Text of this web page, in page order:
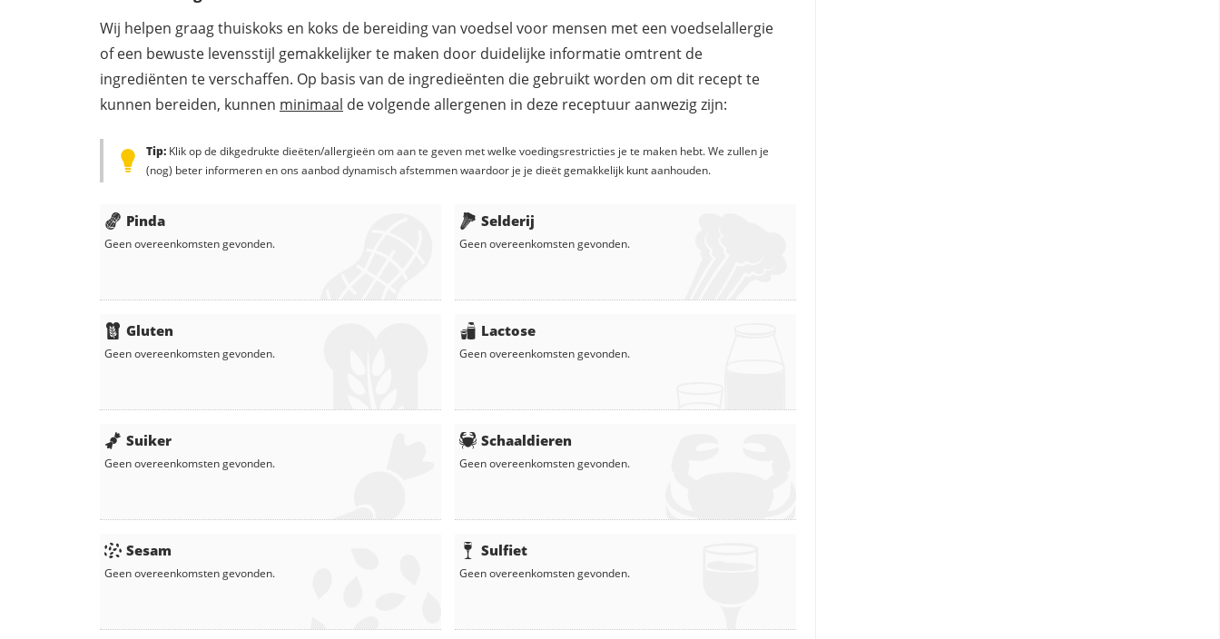
Wij helpen graag thuiskoks en koks de bereiding van voedsel voor mensen met een voedselallergie
of een bewuste levensstijl gemakkelijker te maken door duidelijke informatie omtrent de
ingrediënten te verschaffen. Op basis van de ingredieënten die gebruikt worden om dit recept te
kunnen bereiden, kunnen minimaal de volgende allergenen in deze receptuur aanwezig zijn:
Tip: Klik op de dikgedrukte dieëten/allergieën om aan te geven met welke voedingsrestricties je te maken hebt. We zullen je
(nog) beter informeren en ons aanbod dynamisch afstemmen waardoor je je dieët gemakkelijk kunt aanhouden.
Pinda
Geen overeenkomsten gevonden.
Gluten
Geen overeenkomsten gevonden.
Suiker
Geen overeenkomsten gevonden.
Sesam
Geen overeenkomsten gevonden.
Selderij
Geen overeenkomsten gevonden.
Lactose
Geen overeenkomsten gevonden.
Schaaldieren
Geen overeenkomsten gevonden.
Sulfiet
Geen overeenkomsten gevonden.